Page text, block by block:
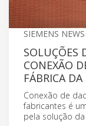
SIEMENS NEWS
SOLUÇÕES
CONEXÃO
FÁBRICA
Conexão de
fabricantes é
pela solução